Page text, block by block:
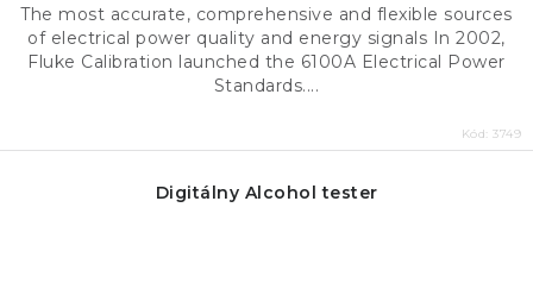
The most accurate, comprehensive and flexible sources
of electrical power quality and energy signals In 2002,
Fluke Calibration launched the 6100A Electrical Power
Standards....
Kód: 3749
Digitálny Alcohol tester